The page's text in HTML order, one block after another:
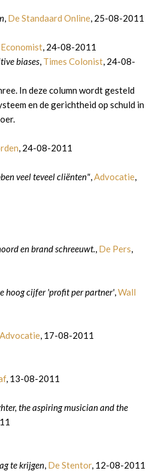
, De Standaard Online, 25-08-2011
, 24-08-2011
biases, Times Colonist, 24-08-
In deze column wordt gesteld
en de gerichtheid op schuld in
, 24-08-2011
veel teveel cliënten",Advocatie,
en brand schreeuwt., De Pers,
hoog cijfer 'profit per partner',Wall
Advocatie, 17-08-2011
, 13-08-2011
the aspiring musician and the
te krijgen, De Stentor, 12-08-2011